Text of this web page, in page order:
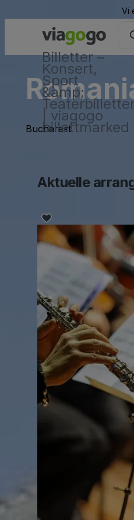
Vi
Billetter –
Konsert,
Sport
&amp;
| viagogo
billettmarked
Bucharest
Aktuelle